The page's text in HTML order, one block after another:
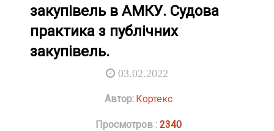
закупівель в АМКУ. Судова
практика з публічних
закупівель.
03.02.2022
Автор: Кортекс
Просмотров : 2340